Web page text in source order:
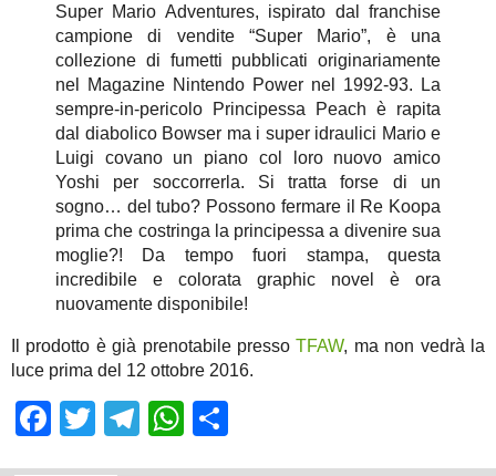
Super Mario Adventures, ispirato dal franchise
campione di vendite “Super Mario”, è una
collezione di fumetti pubblicati originariamente
nel Magazine Nintendo Power nel 1992-93. La
sempre-in-pericolo Principessa Peach è rapita
dal diabolico Bowser ma i super idraulici Mario e
Luigi covano un piano col loro nuovo amico
Yoshi per soccorrerla. Si tratta forse di un
sogno… del tubo? Possono fermare il Re Koopa
prima che costringa la principessa a divenire sua
moglie?! Da tempo fuori stampa, questa
incredibile e colorata graphic novel è ora
nuovamente disponibile!
Il prodotto è già prenotabile pressoTFAW, ma non vedrà la
luce prima del 12 ottobre 2016.
Facebook
TwitterTelegram
WhatsApp